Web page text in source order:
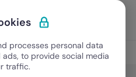
Pedir una demo
processes personal data
to provide social media
traffic.